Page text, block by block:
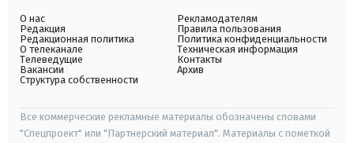
О нас
Редакция
Редакционная политика
О телеканале
Телеведущие
Вакансии
Структура собственности
Рекламодателям
Правила пользования
Политика конфиденциальности
Техническая информация
Контакты
Архив
Все коммерческие рекламные материалы обозначены словами
"Спецпроект" или "Партнерский материал". Материалы с пометкой